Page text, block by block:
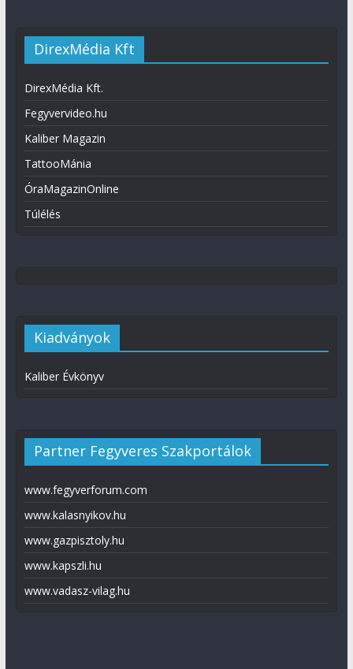
DirexMédia Kft
DirexMédia Kft.
Fegyvervideo.hu
Kaliber Magazin
TattooMánia
ÓraMagazinOnline
Túlélés
Kiadványok
Kaliber Évkönyv
Partner Fegyveres Szakportálok
www.fegyverforum.com
www.kalasnyikov.hu
www.gazpisztoly.hu
www.kapszli.hu
www.vadasz-vilag.hu